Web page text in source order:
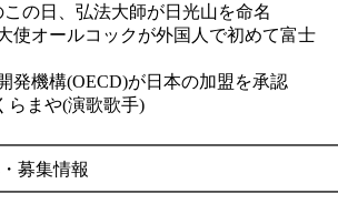
の日、弘法大師が日光山を命名
使オールコックが外国人で初めて富士
発機構(OECD)が日本の加盟を承認
らまや(演歌歌手)
募集情報